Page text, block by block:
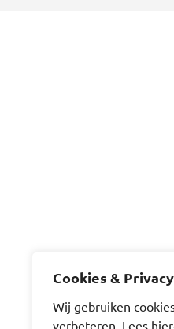
Cookies & Privacy
Wij gebruiken
verbeteren. Lees